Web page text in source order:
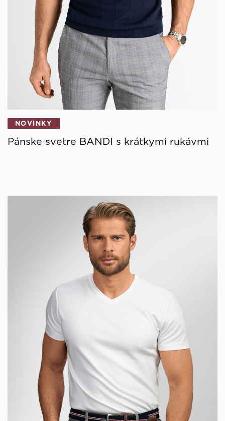
NOVINKY
Pánske svetre BANDI s krátkymi rukávmi